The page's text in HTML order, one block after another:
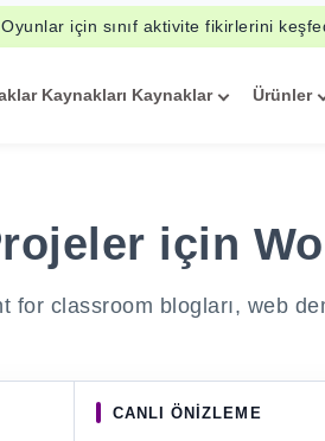
Oyunlar için sınıf aktivite fikirlerini
Kaynakları Kaynaklar Ürünler
için
classroom blogları, web
CANLI ÖNIZLEME